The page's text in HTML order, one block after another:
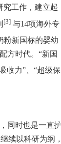
究工作，建立起
[3] 与14项海外专
粉新国标的婴幼
方时代。“新国
收力”、“超级保
同时也是一直护
续以科研为纲，